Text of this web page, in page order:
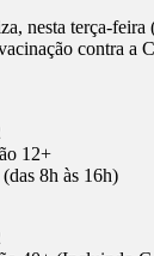
nesta terça-feira
contra a
12+
8h às 16h)